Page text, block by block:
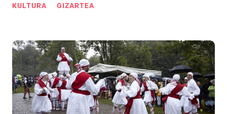
KULTURA GIZARTEA